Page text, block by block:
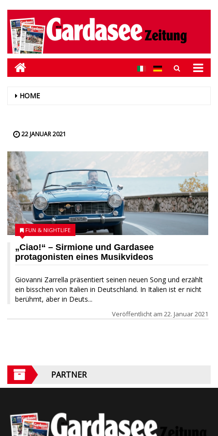
HOME
22 JANUAR 2021
„Ciao!“ – Sirmione und Gardasee
protagonisten eines Musikvideos
Giovanni Zarrella präsentiert seinen neuen Song und erzählt
ein bisschen von Italien in Deutschland. In Italien ist er nicht
berühmt, aber in Deuts...
FUN & NIGHTLIFE
Veröffentlicht am 22. Januar 2021
PARTNER